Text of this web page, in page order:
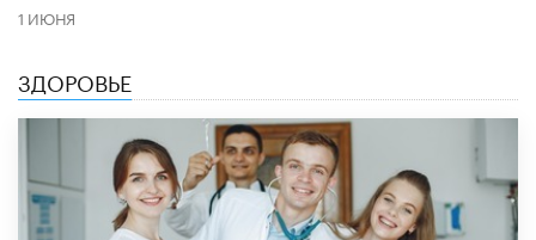
1 ИЮНЯ
ЗДОРОВЬЕ